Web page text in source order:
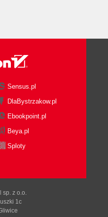
Sensus.pl
DlaBystrzakow.pl
Ebookpoint.pl
Beya.pl
Sploty
sp. z o.o.
1c